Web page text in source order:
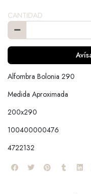
CANTIDAD
Alfombra Bolonia 290
Medida Aproximada
200x290
100400000476
4722132